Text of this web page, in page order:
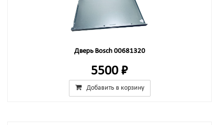
Дверь Bosch 00681320
5500 ₽
Добавить в корзину